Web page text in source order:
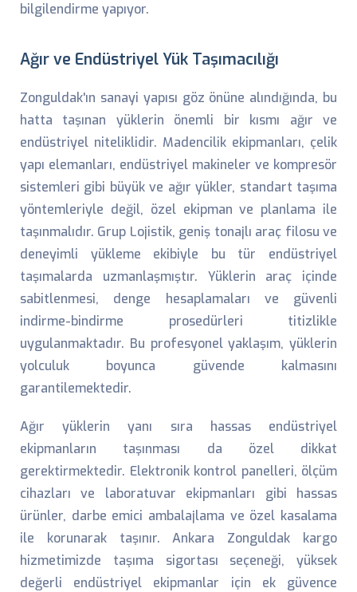
bilgilendirme yapıyor.
Ağır ve Endüstriyel Yük Taşımacılığı
Zonguldak'ın sanayi yapısı göz önüne alındığında, bu
hatta taşınan yüklerin önemli bir kısmı ağır ve
endüstriyel niteliklidir. Madencilik ekipmanları, çelik
yapı elemanları, endüstriyel makineler ve kompresör
sistemleri gibi büyük ve ağır yükler, standart taşıma
yöntemleriyle değil, özel ekipman ve planlama ile
taşınmalıdır. Grup Lojistik, geniş tonajlı araç filosu ve
deneyimli yükleme ekibiyle bu tür endüstriyel
taşımalarda uzmanlaşmıştır. Yüklerin araç içinde
sabitlenmesi, denge hesaplamaları ve güvenli
indirme-bindirme prosedürleri titizlikle
uygulanmaktadır. Bu profesyonel yaklaşım, yüklerin
yolculuk boyunca güvende kalmasını
garantilemektedir.
Ağır yüklerin yanı sıra hassas endüstriyel
ekipmanların taşınması da özel dikkat
gerektirmektedir. Elektronik kontrol panelleri, ölçüm
cihazları ve laboratuvar ekipmanları gibi hassas
ürünler, darbe emici ambalajlama ve özel kasalama
ile korunarak taşınır. Ankara Zonguldak kargo
hizmetimizde taşıma sigortası seçeneği, yüksek
değerli endüstriyel ekipmanlar için ek güvence